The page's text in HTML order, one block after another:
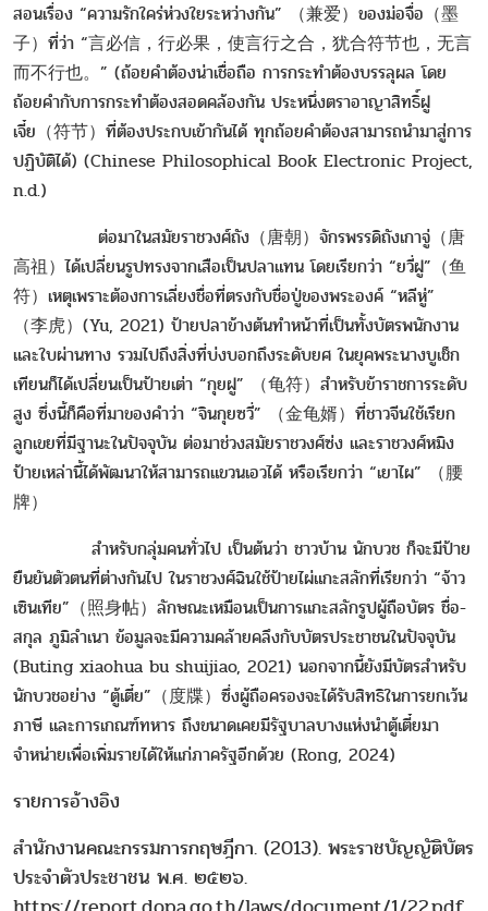
สอนเรื่อง “ความรักใคร่ห่วงใยระหว่างกัน” （兼爱）ของม่อจื่อ（墨
子）ที่ว่า “言必信，行必果，使言行之合，犹合符节也，无言
而不行也。” (ถ้อยคำต้องน่าเชื่อถือ การกระทำต้องบรรลุผล โดย
ถ้อยคำกับการกระทำต้องสอดคล้องกัน ประหนึ่งตราอาญาสิทธิ์ฝู
เจี๋ย（符节）ที่ต้องประกบเข้ากันได้ ทุกถ้อยคำต้องสามารถนำมาสู่การ
ปฏิบัติได้) (Chinese Philosophical Book Electronic Project,
n.d.)
ต่อมาในสมัยราชวงศ์ถัง（唐朝）จักรพรรดิถังเกาจู่（唐
高祖）ได้เปลี่ยนรูปทรงจากเสือเป็นปลาแทน โดยเรียกว่า “ยวี่ฝู”（鱼
符）เหตุเพราะต้องการเลี่ยงชื่อที่ตรงกับชื่อปู่ของพระองค์ “หลีหู่”
（李虎）(Yu, 2021) ป้ายปลาข้างต้นทำหน้าที่เป็นทั้งบัตรพนักงาน
และใบผ่านทาง รวมไปถึงสิ่งที่บ่งบอกถึงระดับยศ ในยุคพระนางบูเช็ก
เทียนก็ได้เปลี่ยนเป็นป้ายเต่า “กุยฝู” （龟符）สำหรับข้าราชการระดับ
สูง ซึ่งนี้ก็คือที่มาของคำว่า “จินกุยซวี่” （金龟婿）ที่ชาวจีนใช้เรียก
ลูกเขยที่มีฐานะในปัจจุบัน ต่อมาช่วงสมัยราชวงศ์ซ่ง และราชวงศ์หมิง
ป้ายเหล่านี้ได้พัฒนาให้สามารถแขวนเอวได้ หรือเรียกว่า “เยาไผ” （腰
牌）
สำหรับกลุ่มคนทั่วไป เป็นต้นว่า ชาวบ้าน นักบวช ก็จะมีป้าย
ยืนยันตัวตนที่ต่างกันไป ในราชวงศ์ฉินใช้ป้ายไผ่แกะสลักที่เรียกว่า “จ้าว
เซินเทีย”（照身帖）ลักษณะเหมือนเป็นการแกะสลักรูปผู้ถือบัตร ชื่อ-
สกุล ภูมิลำเนา ข้อมูลจะมีความคล้ายคลึงกับบัตรประชาชนในปัจจุบัน
(Buting xiaohua bu shuijiao, 2021) นอกจากนี้ยังมีบัตรสำหรับ
นักบวชอย่าง “ตู้เตี๋ย”（度牒）ซึ่งผู้ถือครองจะได้รับสิทธิในการยกเว้น
ภาษี และการเกณฑ์ทหาร ถึงขนาดเคยมีรัฐบาลบางแห่งนำตู้เตี๋ยมา
จำหน่ายเพื่อเพิ่มรายได้ให้แก่ภาครัฐอีกด้วย (Rong, 2024)
รายการอ้างอิง
สำนักงานคณะกรรมการกฤษฎีกา. (2013). พระราชบัญญัติบัตร
ประจำตัวประชาชน พ.ศ. ๒๕๒๖.